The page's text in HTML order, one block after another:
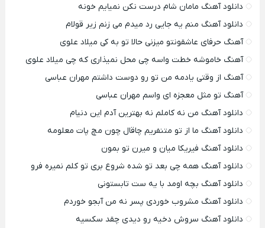
دانلود آهنگ مامان شام درست نکن نمیایم خونه
دانلود آهنگ منم یه جایی رد میدم می زنم زیر قولام
آهنگ حرفای عاشقونتو میزنی حالا تو به کی میلاد علوی
آهنگ خاموشه خطت واسه چی محل نمیذاری که چی میلاد علوی
آهنگ از وقتی یادمه من تو رو دوست داشتم مهران عباسی
آهنگ تو مثل معجزه ای واسم مهران عباسی
دانلود آهنگ من نه کاملم نه بهترین آدم این دنیام
دانلود آهنگ ما از تو متنفریم چاقال چون مچ پات معلومه
دانلود آهنگ فیریکا میان و میرن تو بمون
دانلود آهنگ همه چی بعد تو شده شروع بری تو کلم نمیره فرو
دانلود آهنگ بچه اومد با یه ست تابستونی
دانلود آهنگ مشروب خوردی پسر نه من آبجو خوردم
دانلود آهنگ سروش دخیه رو دیدی چقد سکسیه